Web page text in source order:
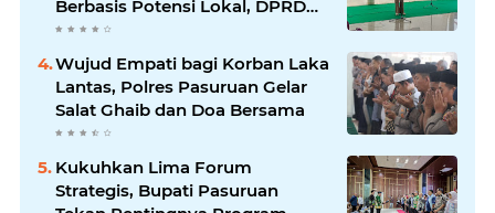
Berbasis Potensi Lokal, DPRD
Optimistis Meski Dihantam
Wujud Empati bagi Korban Laka
Lantas, Polres Pasuruan Gelar
Salat Ghaib dan Doa Bersama
Kukuhkan Lima Forum
Strategis, Bupati Pasuruan